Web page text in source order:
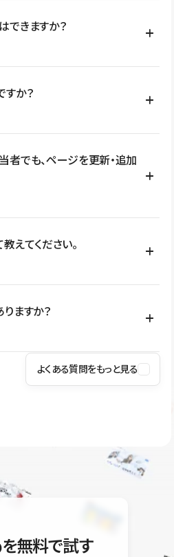
テンツ、URLを整理したうえで、
できます。 WordPressの場合は、
のまま移行されるわけではないた
イン、CMS設計、URL・リダイレク
できますか？
イトや、複数部門での運用、権限管
ステムとの連携など、個別の要件が
ださい。
すか？
の期間、CMS利用数の上限、権限
異なります。詳しくは料金プランペ
者でも、ページを更新・追加
活用して更新範囲を設計しておく
状態で運用できます。 さらにコン
ずに更新作業を進めやすくなりま
えてください。
ビスを安全に利用できるよう、通信
ス管理、脆弱性対策など、複数の観
対応しており、悪質なスクリプトの
ますか？
ヘルプセンターでご確認いただけま
るコミュニティもご利用ください。
よくある質問をもっと見る
を無料で試す